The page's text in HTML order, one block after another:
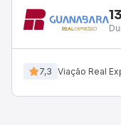
7,3 Viação Real